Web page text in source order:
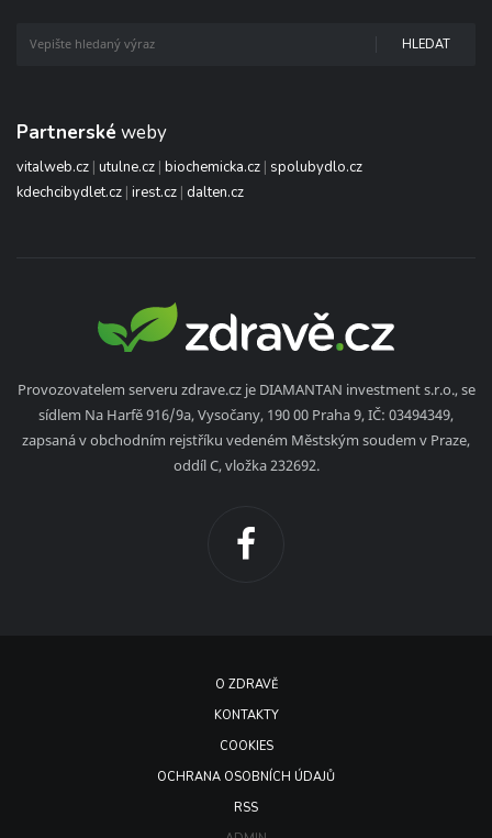
HLEDAT
Partnerské weby
vitalweb.cz | utulne.cz | biochemicka.cz | spolubydlo.cz
kdechcibydlet.cz | irest.cz | dalten.cz
Provozovatelem serveru zdrave.cz je DIAMANTAN investment s.r.o., se
sídlem Na Harfě 916/9a, Vysočany, 190 00 Praha 9, IČ: 03494349,
zapsaná v obchodním rejstříku vedeném Městským soudem v Praze,
oddíl C, vložka 232692.
O ZDRAVĚ
KONTAKTY
COOKIES
OCHRANA OSOBNÍCH ÚDAJŮ
RSS